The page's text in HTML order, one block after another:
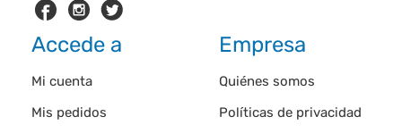
Accede a
Mi cuenta
Mis pedidos
Empresa
Quiénes somos
Políticas de privacidad